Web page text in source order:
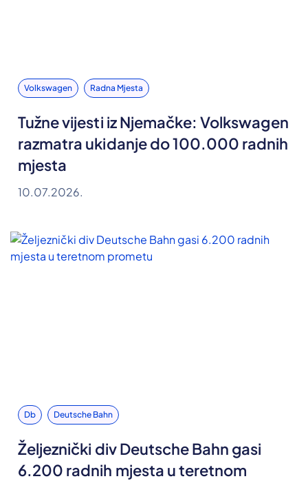
Volkswagen Radna Mjesta
Tužne vijesti iz Njemačke: Volkswagen
razmatra ukidanje do 100.000 radnih
mjesta
10.07.2026.
Db Deutsche Bahn
Željeznički div Deutsche Bahn gasi
6.200 radnih mjesta u teretnom